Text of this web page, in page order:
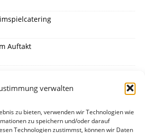
verwalten
zu bieten, verwenden wir Technologien wie
zu speichern und/oder darauf
Technologien zustimmst, können wir Daten
Auftakt